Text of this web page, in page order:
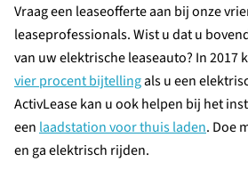
Vraag een leaseofferte aan bij onze
leaseprofessionals. Wist u dat u
van uw elektrische leaseauto? In 2017
vier procent bijtellingals u een
ActivLease kan u ook helpen bij het
een laadstation voor thuis laden. Doe
en ga elektrisch rijden.